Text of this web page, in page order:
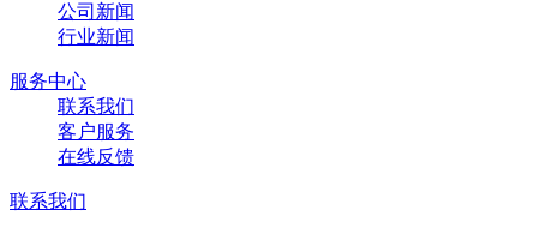
公司新闻
行业新闻
服务中心
联系我们
客户服务
在线反馈
联系我们